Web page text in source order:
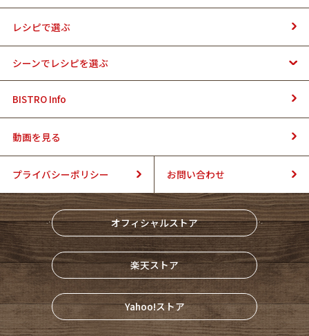
レシピで選ぶ
シーンでレシピを選ぶ
BISTRO Info
動画を見る
プライバシーポリシー お問い合わせ
オフィシャルストア
楽天ストア
Yahoo!ストア